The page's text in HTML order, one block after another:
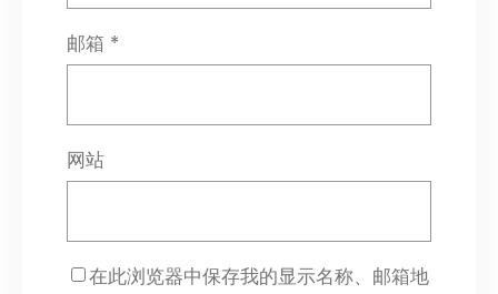
邮箱 *
网站
在此浏览器中保存我的显示名称、邮箱地